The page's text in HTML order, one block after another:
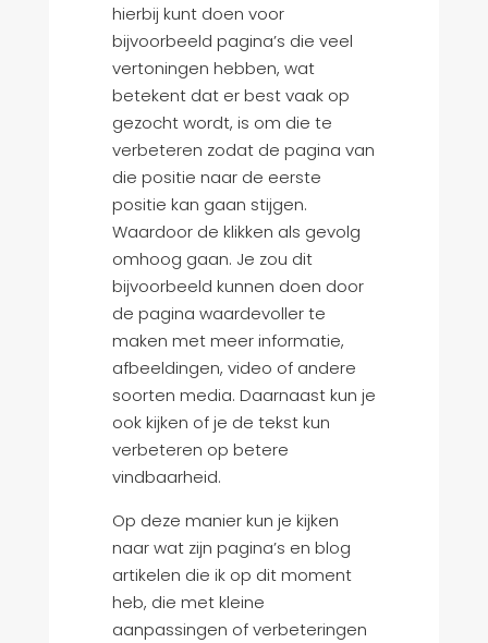
hierbij kunt doen voor
bijvoorbeeld pagina’s die veel
vertoningen hebben, wat
betekent dat er best vaak op
gezocht wordt, is om die te
verbeteren zodat de pagina van
die positie naar de eerste
positie kan gaan stijgen.
Waardoor de klikken als gevolg
omhoog gaan. Je zou dit
bijvoorbeeld kunnen doen door
de pagina waardevoller te
maken met meer informatie,
afbeeldingen, video of andere
soorten media. Daarnaast kun je
ook kijken of je de tekst kun
verbeteren op betere
vindbaarheid.
Op deze manier kun je kijken
naar wat zijn pagina’s en blog
artikelen die ik op dit moment
heb, die met kleine
aanpassingen of verbeteringen